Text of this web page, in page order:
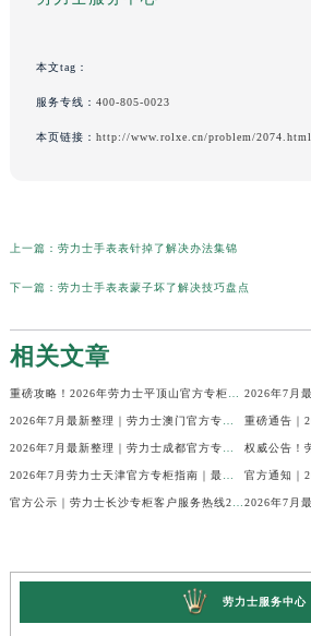
本文tag：
服务专线： 400-805-0023
本页链接： http://www.rolxe.cn/problem/2074.html
上一篇： 劳力士手表表针掉了解决办法集锦
下一篇： 劳力士手表表蒙子坏了解决技巧盘点
相关文章
劳力士服务中心